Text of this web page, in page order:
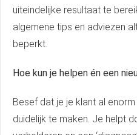
uiteindelijke resultaat te
algemene tips en adviezen
beperkt.
Hoe kun je helpen én een
Besef dat je je klant al
duidelijk te maken. Je helpt